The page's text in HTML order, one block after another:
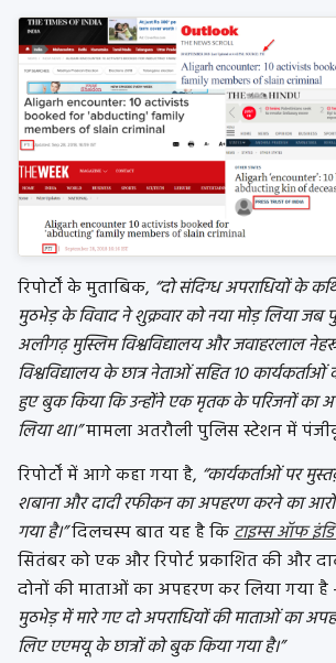
रिपोर्टों के मुताबिक, “दो संदिग्ध अपराधियों के
मुठभेड़ के विवाद ने शुक्रवार को नया मोड़ लिया जब
अलीगढ़ मुस्लिम विश्वविद्यालय और जवाहरलाल नेहरू
विश्वविद्यालय के छात्र नेताओं सहित 10
हुए बुक किया कि उन्होंने एक मृतक के परिजनों का
लिया था।”मामला अतरौली पुलिस स्टेशन में
रिपोर्टों में आगे कहा गया है, “कार्यकर्ताओं पर
शबाना और दादी रफीकन का अपहरण करने का
गया है।”दिलचस्प बात यह है किटाइम्स ऑफ
सितंबर को एक और रिपोर्ट प्रकाशित की और
दोनों की माताओं का अपहरण कर लिया गया है
मुठभेड़ में मारे गए दो अपराधियों की माताओं का
लिए एएमयू के छात्रों को बुक किया गया है।”